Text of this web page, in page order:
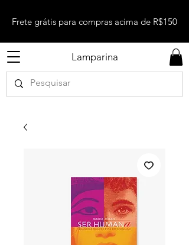
Lamparina
Frete grátis para compras acima de R$150